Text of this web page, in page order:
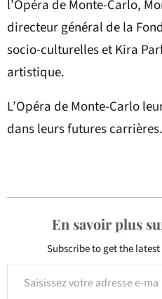
l’Opéra de Monte-Carlo,
directeur général de la
socio-culturelles et Kira
artistique.
L’Opéra de Monte-Carlo
dans leurs futures carrières.
En savoir plus
Subscribe to get the